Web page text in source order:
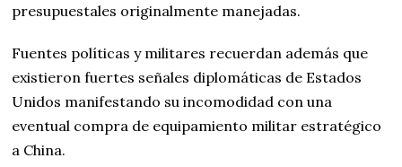
presupuestales originalmente manejadas.
Fuentes políticas y militares recuerdan además que
existieron fuertes señales diplomáticas de Estados
Unidos manifestando su incomodidad con una
eventual compra de equipamiento militar estratégico
a China.